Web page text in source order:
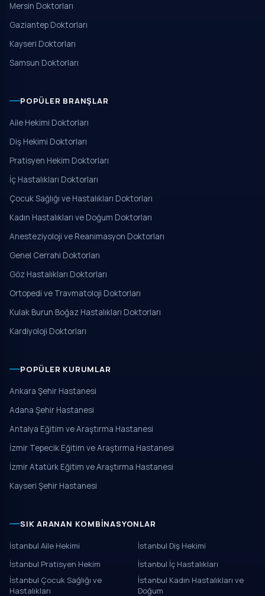
Mersin Doktorları
Gaziantep Doktorları
Kayseri Doktorları
Samsun Doktorları
POPÜLER BRANŞLAR
Aile Hekimi Doktorları
Diş Hekimi Doktorları
Pratisyen Hekim Doktorları
İç Hastalıkları Doktorları
Çocuk Sağlığı ve Hastalıkları Doktorları
Kadın Hastalıkları ve Doğum Doktorları
Anesteziyoloji ve Reanimasyon Doktorları
Genel Cerrahi Doktorları
Göz Hastalıkları Doktorları
Ortopedi ve Travmatoloji Doktorları
Kulak Burun Boğaz Hastalıkları Doktorları
Kardiyoloji Doktorları
POPÜLER KURUMLAR
Ankara Şehir Hastanesi
Adana Şehir Hastanesi
Antalya Eğitim ve Araştırma Hastanesi
İzmir Tepecik Eğitim ve Araştırma Hastanesi
İzmir Atatürk Eğitim ve Araştırma Hastanesi
Kayseri Şehir Hastanesi
SIK ARANAN KOMBINASYONLAR
İstanbul Aile Hekimi
İstanbul Diş Hekimi
İstanbul Pratisyen Hekim
İstanbul İç Hastalıkları
İstanbul Çocuk Sağlığı ve
Hastalıkları
İstanbul Kadın Hastalıkları ve
Doğum